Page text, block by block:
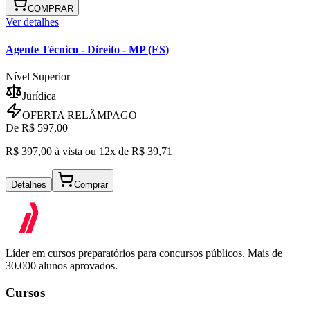
COMPRAR
Ver detalhes
Agente Técnico - Direito - MP (ES)
Nível Superior
Jurídica
OFERTA RELÂMPAGO
De R$ 597,00
R$ 397,00 à vista ou 12x de R$ 39,71
Detalhes Comprar
Líder em cursos preparatórios para concursos públicos. Mais de
30.000 alunos aprovados.
Cursos